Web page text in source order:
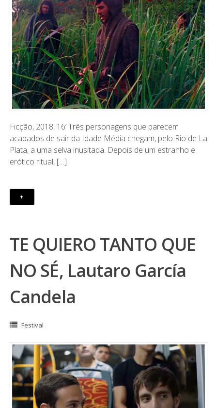
Ficção, 2018, 16’ Três personagens que parecem
acabados de sair da Idade Média chegam, pelo Rio de La
Plata, a uma selva inusitada. Depois de um estranho e
erótico ritual, […]
+
TE QUIERO TANTO QUE
NO SÉ, Lautaro García
Candela
Festival